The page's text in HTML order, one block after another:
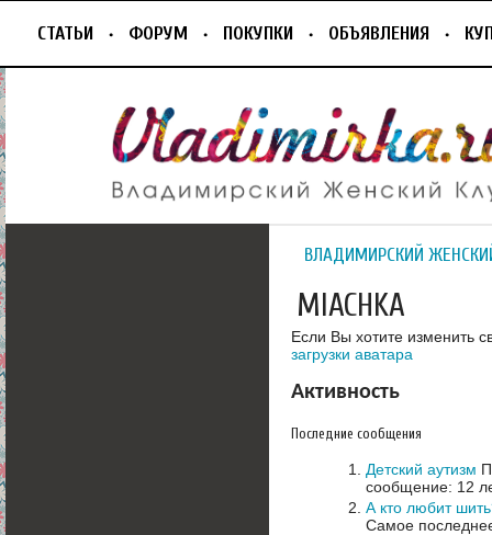
СТАТЬИ ФОРУМ ПОКУПКИ ОБЪЯВЛЕНИЯ
ВЛАДИМИРСКИЙ
MIACHKA
Если Вы хотите изменить
загрузки аватара
Активность
Последние сообщения
Детский аутизм
сообщение: 12
А кто любит
Самое